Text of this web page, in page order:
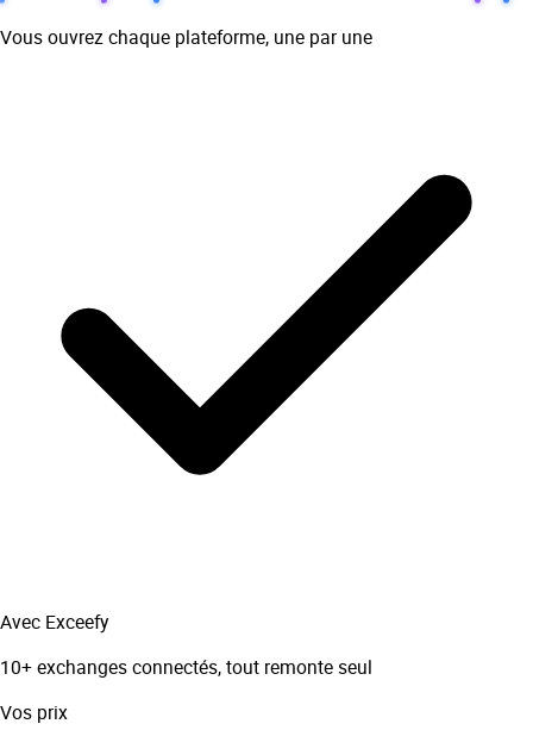
Vous ouvrez chaque plateforme, une par une
Avec Exceefy
10+ exchanges connectés, tout remonte seul
Vos prix